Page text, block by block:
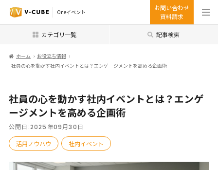
Oneイベント
お問い合わせ
資料請求
カテゴリ一覧 記事検索
ホーム
お役立ち情報
社員の心を動かす社内イベントとは？エンゲージメントを高める企画術
社員の心を動かす社内イベントとは？エンゲ
ージメントを高める企画術
公開日:2025年09月30日
活用ノウハウ
社内イベント